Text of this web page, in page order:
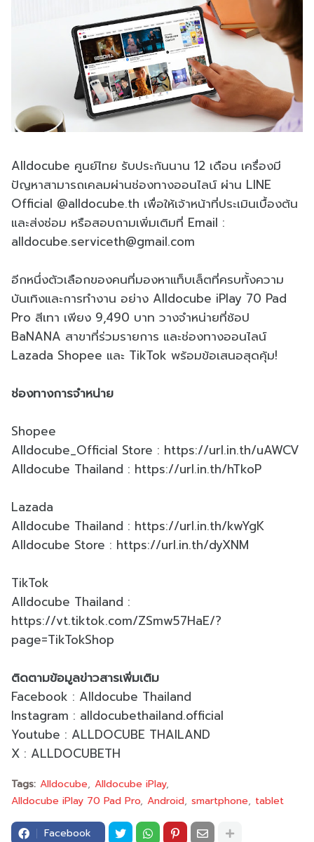
Alldocube ศูนย์ไทย รับประกันนาน 12 เดือน เครื่องมี
ปัญหาสามารถเคลมผ่านช่องทางออนไลน์ ผ่าน LINE
Official @alldocube.th เพื่อให้เจ้าหน้าที่ประเมินเบื้องต้น
และส่งซ่อม หรือสอบถามเพิ่มเติมที่ Email :
alldocube.serviceth@gmail.com
อีกหนึ่งตัวเลือกของคนที่มองหาแท็บเล็ตที่ครบทั้งความ
บันเทิงและการทำงาน อย่าง Alldocube iPlay 70 Pad
Pro สีเทา เพียง 9,490 บาท วางจำหน่ายที่ช้อป
BaNANA สาขาที่ร่วมรายการ และช่องทางออนไลน์
Lazada Shopee และ TikTok พร้อมข้อเสนอสุดคุ้ม!
ช่องทางการจำหน่าย
Shopee
Alldocube_Official Store : https://url.in.th/uAWCV
Alldocube Thailand : https://url.in.th/hTkoP
Lazada
Alldocube Thailand : https://url.in.th/kwYgK
Alldocube Store : https://url.in.th/dyXNM
TikTok
Alldocube Thailand :
https://vt.tiktok.com/ZSmw57HaE/?
page=TikTokShop
ติดตามข้อมูลข่าวสารเพิ่มเติม
Facebook : Alldocube Thailand
Instagram : alldocubethailand.official
Youtube : ALLDOCUBE THAILAND
X : ALLDOCUBETH
Tags: Alldocube Alldocube iPlay
Alldocube iPlay 70 Pad Pro Android smartphone tablet
Facebook